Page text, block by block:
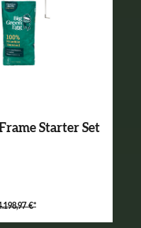
Starter Set
€*